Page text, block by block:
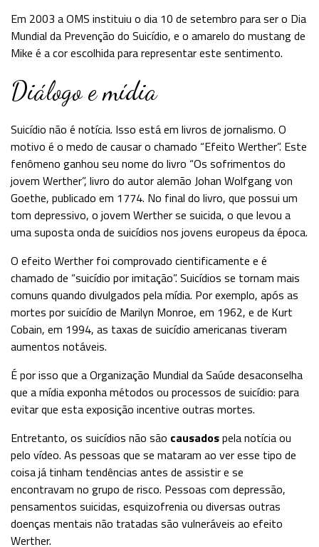
Em 2003 a OMS instituiu o dia 10 de setembro para ser o Dia
Mundial da Prevenção do Suicídio, e o amarelo do mustang de
Mike é a cor escolhida para representar este sentimento.
Diálogo e mídia
Suicídio não é notícia. Isso está em livros de jornalismo. O
motivo é o medo de causar o chamado “Efeito Werther”. Este
fenômeno ganhou seu nome do livro “Os sofrimentos do
jovem Werther”, livro do autor alemão Johan Wolfgang von
Goethe, publicado em 1774. No final do livro, que possui um
tom depressivo, o jovem Werther se suicida, o que levou a
uma suposta onda de suicídios nos jovens europeus da época.
O efeito Werther foi comprovado cientificamente e é
chamado de “suicídio por imitação”. Suicídios se tornam mais
comuns quando divulgados pela mídia. Por exemplo, após as
mortes por suicídio de Marilyn Monroe, em 1962, e de Kurt
Cobain, em 1994, as taxas de suicídio americanas tiveram
aumentos notáveis.
É por isso que a Organização Mundial da Saúde desaconselha
que a mídia exponha métodos ou processos de suicídio: para
evitar que esta exposição incentive outras mortes.
Entretanto, os suicídios não são causadospela notícia ou
pelo vídeo. As pessoas que se mataram ao ver esse tipo de
coisa já tinham tendências antes de assistir e se
encontravam no grupo de risco. Pessoas com depressão,
pensamentos suicidas, esquizofrenia ou diversas outras
doenças mentais não tratadas são vulneráveis ao efeito
Werther.